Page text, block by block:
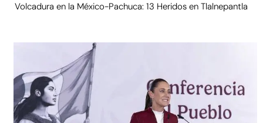
Volcadura en la México-Pachuca: 13 Heridos en Tlalnepantla